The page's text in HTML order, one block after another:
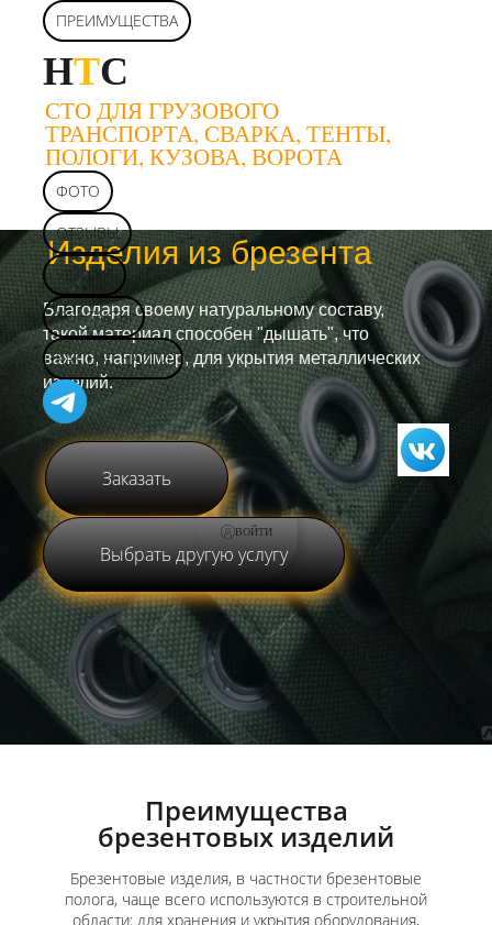
ПРЕИМУЩЕСТВА
НТС
СТО ДЛЯ ГРУЗОВОГО
ТРАНСПОРТА, СВАРКА, ТЕНТЫ,
ПОЛОГИ, КУЗОВА, ВОРОТА
ФОТО
ОТЗЫВЫ
УСЛУГИ
КОНТАКТЫ
КАК НАС НАЙТИ
ВОЙТИ
Изделия из брезента
Благодаря своему натуральному составу,
такой материал способен "дышать", что
важно, например, для укрытия металлических
изделий.
Заказать
Выбрать другую услугу
Преимущества
брезентовых изделий
Брезентовые изделия, в частности брезентовые
полога, чаще всего используются в строительной
области: для хранения и укрытия оборудования,